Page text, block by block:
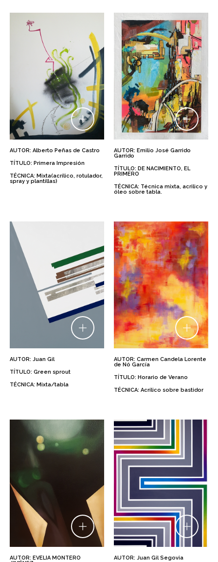
AUTOR: Alberto Peñas de Castro
TÍTULO: Primera Impresión
TÉCNICA: Mixta(acrílico, rotulador,
spray y plantillas)
AUTOR: Emilio José Garrido
Garrido
TÍTULO: DE NACIMIENTO, EL
PRIMERO
TÉCNICA: Técnica mixta, acrilico y
óleo sobre tabla.
AUTOR: Juan Gil
TÍTULO: Green sprout
TÉCNICA: Mixta/tabla
AUTOR: Carmen Candela Lorente
de Nó García
TÍTULO: Horario de Verano
TÉCNICA: Acrílico sobre bastidor
AUTOR: EVELIA MONTERO
AUTOR: Juan Gil Segovia